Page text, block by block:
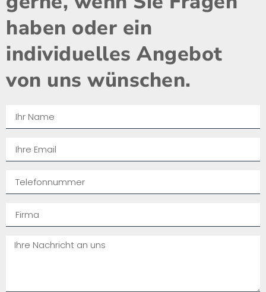
haben oder ein
individuelles Angebot
von uns wünschen.​